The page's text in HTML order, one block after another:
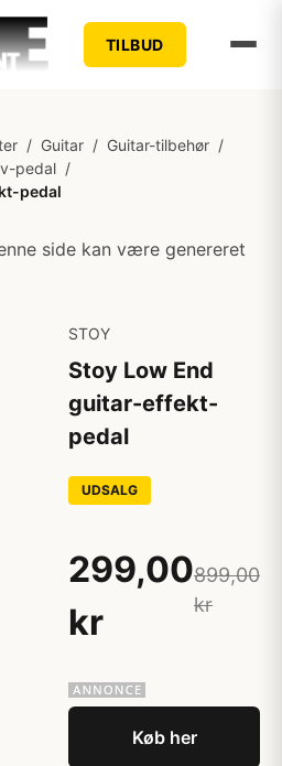
TILBUD
/ Guitar / Guitar-tilbehør /
pedal /
pedal
side kan være genereret
STOY
Stoy Low End
guitar-effekt-
pedal
UDSALG
299,00
kr
899,00
kr
Køb her